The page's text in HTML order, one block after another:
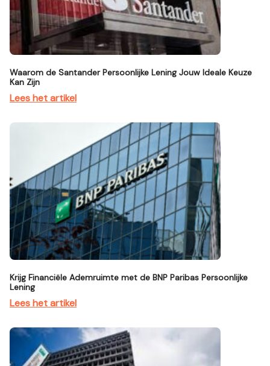
Waarom de Santander Persoonlijke Lening Jouw Ideale Keuze
Kan Zijn
Lees het artikel
Krijg Financiële Ademruimte met de BNP Paribas Persoonlijke
Lening
Lees het artikel